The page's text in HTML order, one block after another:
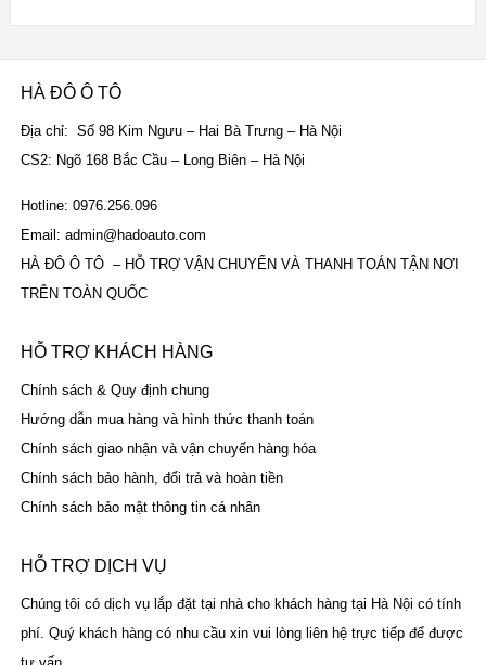
HÀ ĐÔ Ô TÔ
Địa chỉ: Số 98 Kim Ngưu – Hai Bà Trưng – Hà Nội
CS2: Ngõ 168 Bắc Cầu – Long Biên – Hà Nội
Hotline: 0976.256.096
Email: admin@hadoauto.com
HÀ ĐÔ Ô TÔ – HỖ TRỢ VẬN CHUYỂN VÀ THANH TOÁN TẬN NƠI
TRÊN TOÀN QUỐC
HỖ TRỢ KHÁCH HÀNG
Chính sách & Quy định chung
Hướng dẫn mua hàng và hình thức thanh toán
Chính sách giao nhận và vận chuyển hàng hóa
Chính sách bảo hành, đổi trả và hoàn tiền
Chính sách bảo mật thông tin cá nhân
HỖ TRỢ DỊCH VỤ
Chúng tôi có dịch vụ lắp đặt tại nhà cho khách hàng tại Hà Nội có tính
phí. Quý khách hàng có nhu cầu xin vui lòng liên hệ trực tiếp để được